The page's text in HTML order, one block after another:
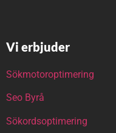
Vi erbjuder
Sökmotoroptimering
Seo Byrå
Sökordsoptimering